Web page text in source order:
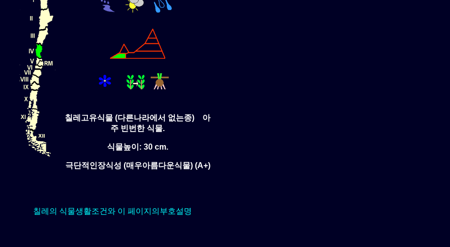
칠레고유식물 (다른나라에서 없는종) 아
주 빈번한 식물.
식물높이: 30 cm.
극단적인장식성 (매우아름다운식물) (A+)
칠레의 식물생활조건와 이 페이지의부호설명